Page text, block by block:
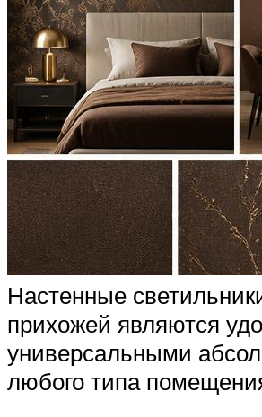
Настенные
прихожей являются
универсальными
любого типа